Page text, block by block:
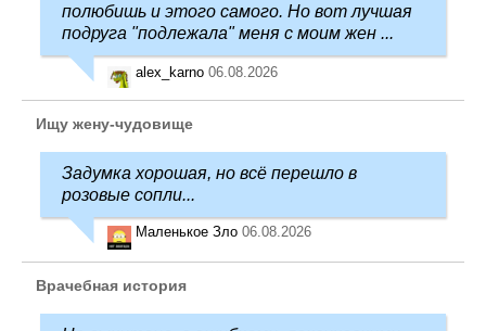
полюбишь и этого самого. Но вот лучшая
подруга "подлежала" меня с моим жен ...
alex_karno 06.08.2026
Ищу жену-чудовище
Задумка хорошая, но всё перешло в
розовые сопли...
Маленькое Зло 06.08.2026
Врачебная история